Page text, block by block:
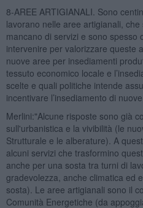
8-AREE ARTIGIANALI. Sono
lavorano nelle aree artigianali,
mancano di servizi e sono spesso
intervenire per valorizzare queste
nuove aree per insediamenti
tessuto economico locale e
scelte e quali politiche intende
incentivare l’insediamento di
Merlini:"Alcune risposte sono già
sull'urbanistica e la vivibilità (le
Strutturale e le alberature). A
alcuni servizi che trasformino
anche per una sosta tra turni di
gradevolezza, anche climatica ed
sosta). Le aree artigianali sono il
Comunità Energetiche (da